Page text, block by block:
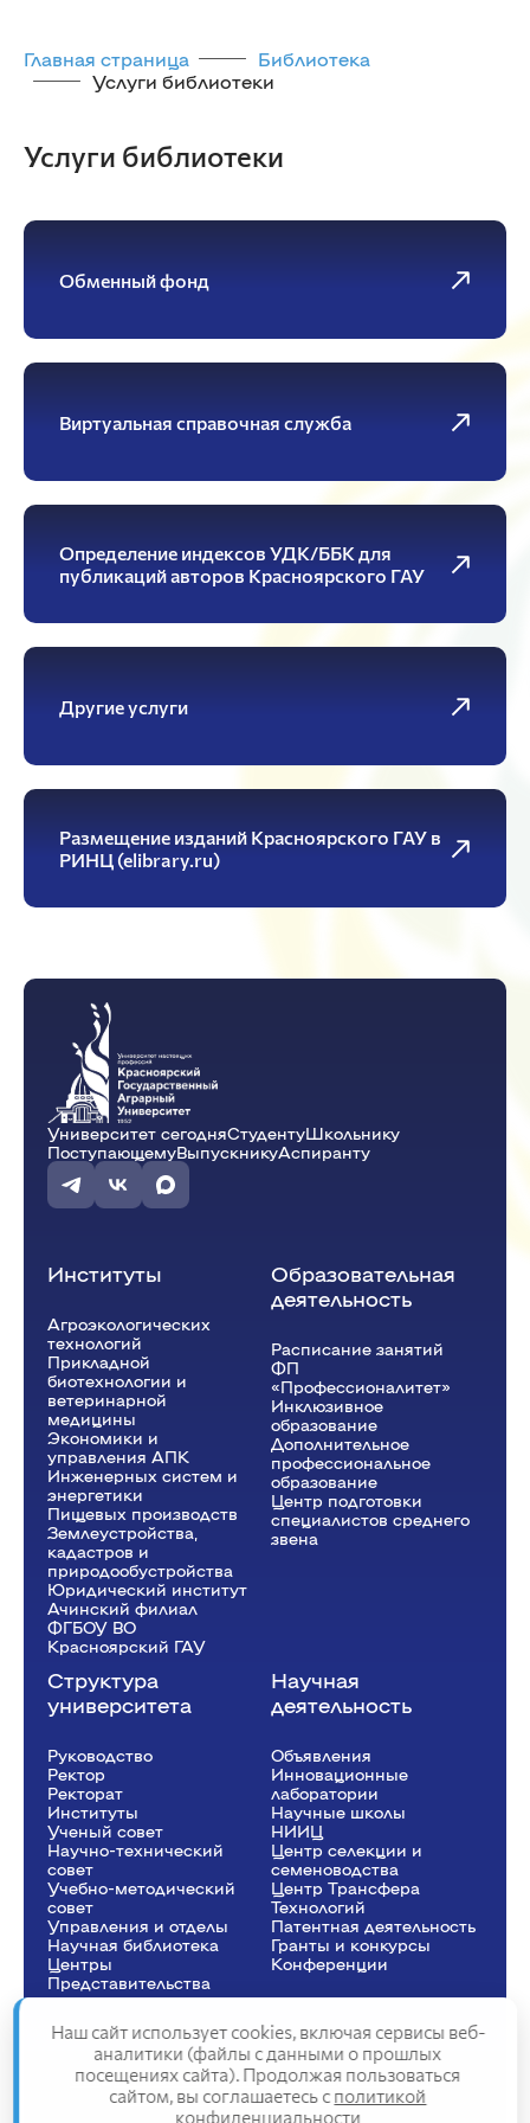
Главная страница
Библиотека
Услуги библиотеки
Услуги библиотеки
Обменный фонд
Виртуальная справочная служба
Определение индексов УДК/ББК для
публикаций авторов Красноярского ГАУ
Другие услуги
Размещение изданий Красноярского ГАУ в
РИНЦ (elibrary.ru)
Университет сегодняСтудентуШкольнику
ПоступающемуВыпускникуАспиранту
Институты
Агроэкологических
технологий
Прикладной
биотехнологии и
ветеринарной
медицины
Экономики и
управления АПК
Инженерных систем и
энергетики
Пищевых производств
Землеустройства,
кадастров и
природообустройства
Юридический институт
Ачинский филиал
ФГБОУ ВО
Красноярский ГАУ
Образовательная
деятельность
Расписание занятий
ФП
«Профессионалитет»
Инклюзивное
образование
Дополнительное
профессиональное
образование
Центр подготовки
специалистов среднего
звена
Структура
университета
Руководство
Ректор
Рeкторат
Институты
Ученый совет
Научно-технический
совет
Учебно-методический
совет
Управления и отделы
Научная библиотека
Центры
Представительства
Научная
деятельность
Объявления
Инновационные
лаборатории
Научные школы
НИИЦ
Центр селекции и
семеноводства
Центр Трансфера
Технологий
Патентная деятельность
Гранты и конкурсы
Конференции
Сведения об образовательной организации
Политика конфиденциальности
Структура сайта
Наш сайт использует cookies, включая сервисы веб-
аналитики (файлы с данными о прошлых
посещениях сайта). Продолжая пользоваться
сайтом, вы соглашаетесь с политикой
конфиденциальности